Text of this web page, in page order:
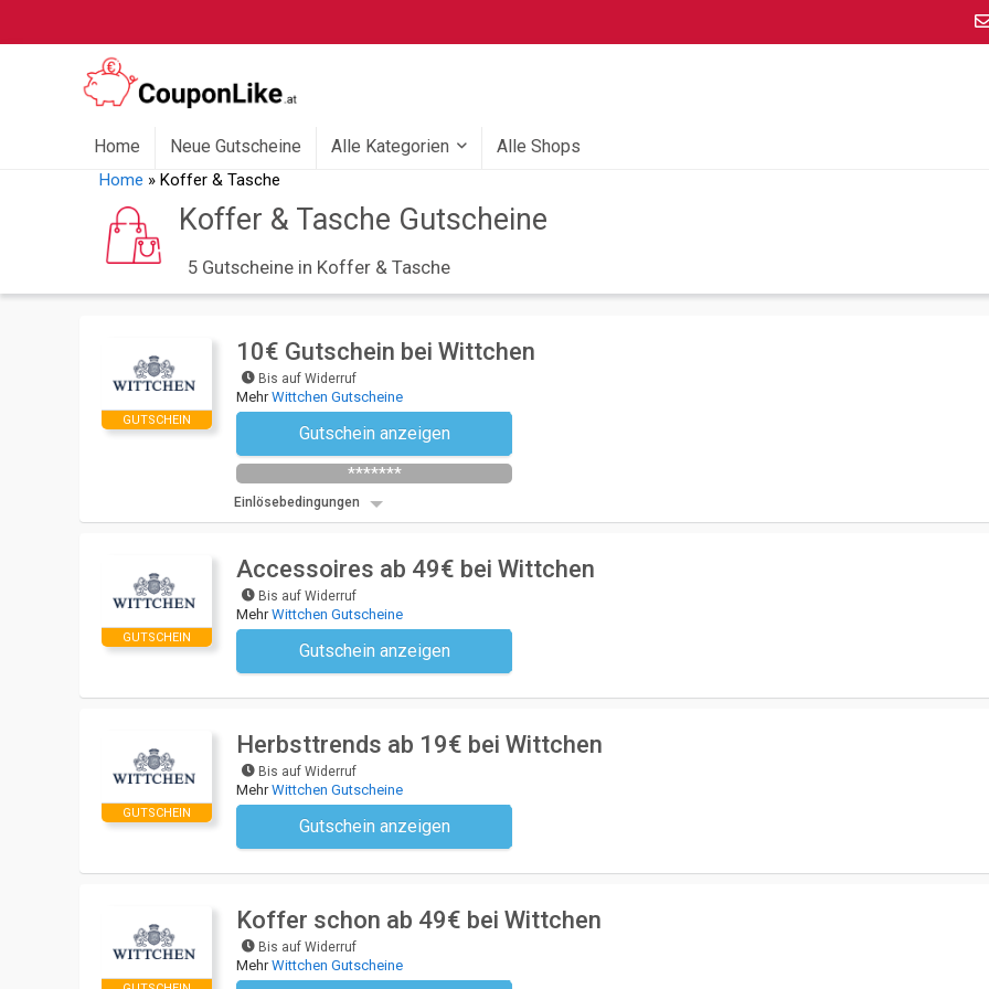
Home Neue Gutscheine Alle Kategorien Alle Shops
Home » Koffer & Tasche
Koffer & Tasche Gutscheine
5 Gutscheine in Koffer & Tasche
GUTSCHEIN
10€ Gutschein bei Wittchen
Bis auf Widerruf
MehrWittchen Gutscheine
Gutschein anzeigen
Newsletter des Shops abonnieren
*******
Einlösebedingungen
GUTSCHEIN
Accessoires ab 49€ bei Wittchen
Bis auf Widerruf
MehrWittchen Gutscheine
Gutschein anzeigen
Kein Code notwendig
GUTSCHEIN
Herbsttrends ab 19€ bei Wittchen
Bis auf Widerruf
MehrWittchen Gutscheine
Gutschein anzeigen
Kein Code notwendig
Koffer schon ab 49€ bei Wittchen
Bis auf Widerruf
MehrWittchen Gutscheine